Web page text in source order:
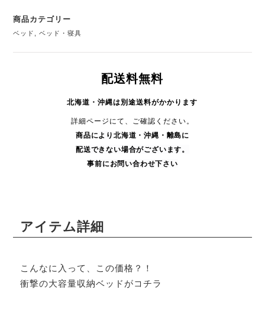
商品カテゴリー
ベッド ,ベッド・寝具
配送料無料
北海道・沖縄は別途送料がかかります
詳細ページにて、ご確認ください。
商品により 北海道・沖縄・ 離島に
配送できない場合がございます。
事前にお問い合わせ下さい
アイテム詳細
こんなに入って、この価格？！
衝撃の大容量収納ベッドがコチラ